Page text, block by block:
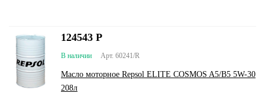
Арт. 60241/R
В наличии
Масло моторное Repsol ELITE COSMOS A5/B5 5W-30
208л
124543 Р